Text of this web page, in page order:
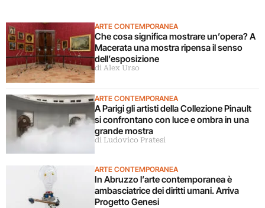
ARTE CONTEMPORANEA
Che cosa significa mostrare un’opera? A
Macerata una mostra ripensa il senso
dell’esposizione
di Alex Urso
ARTE CONTEMPORANEA
A Parigi gli artisti della Collezione Pinault
si confrontano con luce e ombra in una
grande mostra
di Ludovico Pratesi
ARTE CONTEMPORANEA
In Abruzzo l’arte contemporanea è
ambasciatrice dei diritti umani. Arriva
Progetto Genesi